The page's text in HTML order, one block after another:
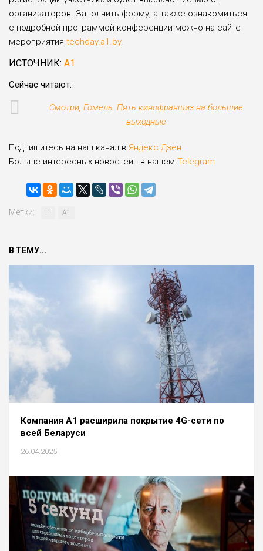
организаторов. Заполнить форму, а также ознакомиться
с подробной программой конференции можно на сайте
мероприятия techday.a1.by.
ИСТОЧНИК: А1
Сейчас читают:
Смотри, Гомель. Пять кинофраншиз на большие
выходные
Подпишитесь на наш канал в Яндекс.Дзен
Больше интересных новостей - в нашем Telegram
Метки: IT А1
В ТЕМУ...
Компания А1 расширила покрытие 4G-сети по
всей Беларуси
26.04.2025